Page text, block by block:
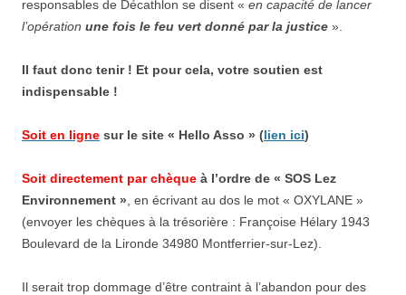
responsables de Décathlon se disent « en capacité de lancer
l’opération une fois le feu vert donné par la justice ».
Il faut donc tenir ! Et pour cela, votre soutien est
indispensable !
Soit en ligne sur le site « Hello Asso » (lien ici)
Soit directement par chèque à l’ordre de « SOS Lez
Environnement » , en écrivant au dos le mot « OXYLANE »
(envoyer les chèques à la trésorière : Françoise Hélary 1943
Boulevard de la Lironde 34980 Montferrier-sur-Lez).
Il serait trop dommage d’être contraint à l’abandon pour des